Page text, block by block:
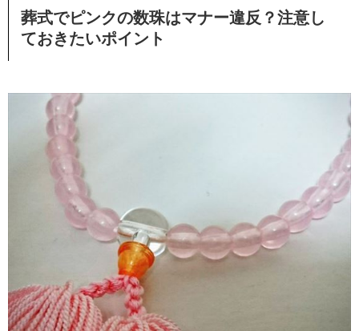
葬式でピンクの数珠はマナー違反？注意し
ておきたいポイント